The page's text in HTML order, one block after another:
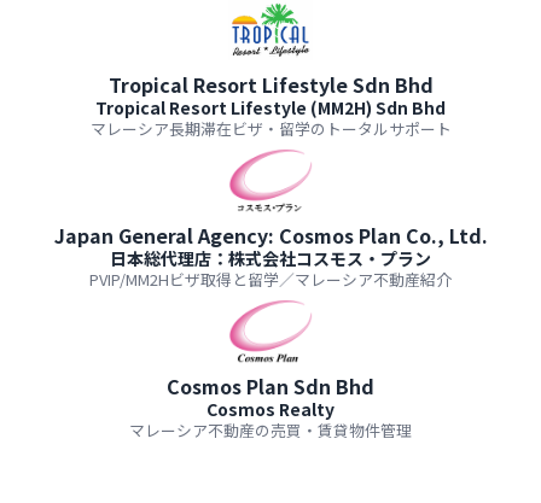
Tropical Resort Lifestyle Sdn Bhd
Tropical Resort Lifestyle (MM2H) Sdn Bhd
マレーシア長期滞在ビザ・留学のトータルサポート
Japan General Agency: Cosmos Plan Co., Ltd.
日本総代理店：株式会社コスモス・プラン
PVIP/MM2Hビザ取得と留学／マレーシア不動産紹介
Cosmos Plan Sdn Bhd
Cosmos Realty
マレーシア不動産の売買・賃貸物件管理